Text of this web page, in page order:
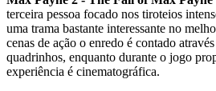
terceira pessoa focado nos tiroteios
uma trama bastante interessante no
cenas de ação o enredo é contado
quadrinhos, enquanto durante o jogo
experiência é cinematográfica.